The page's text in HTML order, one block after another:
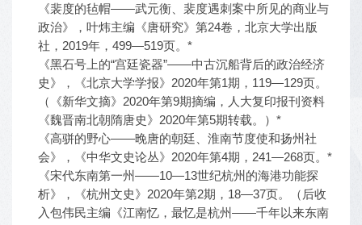
《裴度的毡帽——武元衡、裴度遇刺案中所见的商业与
政治》，叶炜主编《唐研究》第24卷，北京大学出版
社，2019年，499—519页。*
《黑石号上的“宫廷瓷器”——中古沉船背后的政治经济
史》，《北京大学学报》2020年第1期，119—129页。
（《新华文摘》2020年第9期摘编，人大复印报刊资料
《魏晋南北朝隋唐史》2020年第5期转载。）*
《高骈的野心——晚唐的朝廷、淮南节度使和扬州社
会》，《中华文史论丛》2020年第4期，241—268页。*
《宋代东南第一州——10—13世纪杭州的海港功能探
析》，《杭州文史》2020年第2期，18—37页。（后收
入包伟民主编《江南忆，最忆是杭州——千年以来东南